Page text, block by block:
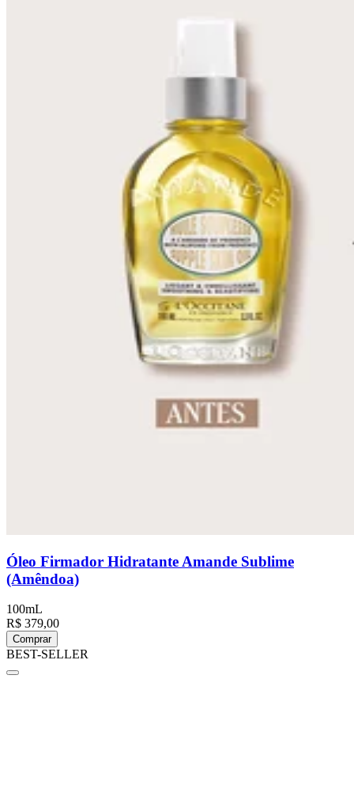
Óleo Firmador Hidratante Amande Sublime
(Amêndoa)
100mL
R$ 379,00
Comprar
BEST-SELLER